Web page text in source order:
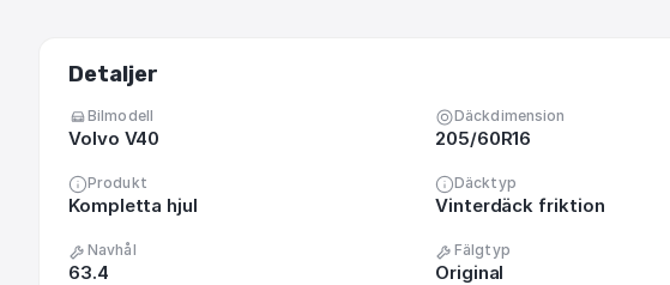
Detaljer
Bilmodell
Volvo V40
Däckdimension
205/60R16
Produkt
Kompletta hjul
Däcktyp
Vinterdäck friktion
Navhål
63.4
Fälgtyp
Original